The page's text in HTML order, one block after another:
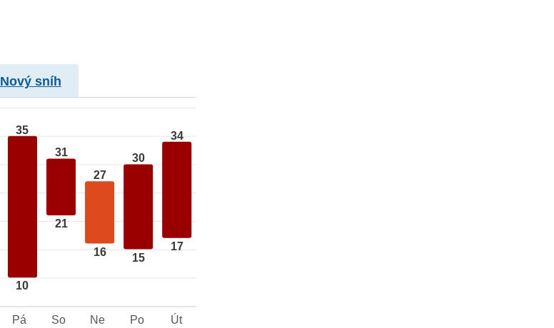
Nový sníh
35
10
31
21
27
16
30
15
34
17
Pá So Ne Po Út